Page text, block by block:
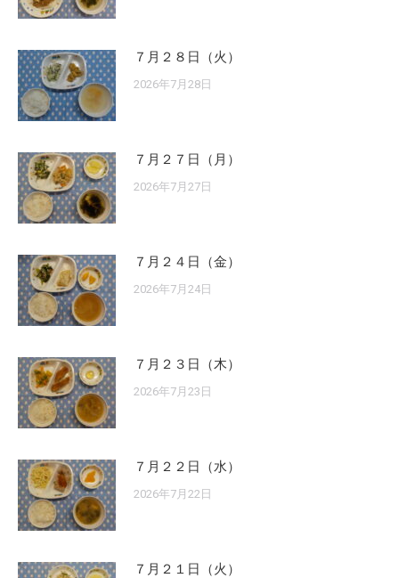
７月２８日（火）
2026年7月28日
７月２７日（月）
2026年7月27日
７月２４日（金）
2026年7月24日
７月２３日（木）
2026年7月23日
７月２２日（水）
2026年7月22日
７月２１日（火）